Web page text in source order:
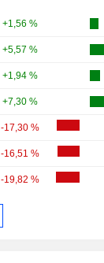
+1,56 %
+5,57 %
+1,94 %
+7,30 %
-17,30 %
-16,51 %
-19,82 %